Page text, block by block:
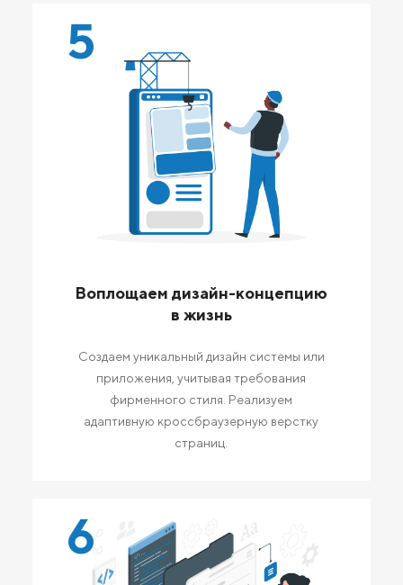
5
Воплощаем дизайн-концепцию
в жизнь
Создаем уникальный дизайн системы или
приложения, учитывая требования
фирменного стиля. Реализуем
адаптивную кроссбраузерную верстку
страниц.
6